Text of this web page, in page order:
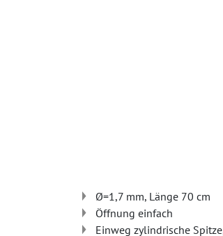
Ø=1,7 mm, Länge 70 cm
Öffnung einfach
Einweg zylindrische